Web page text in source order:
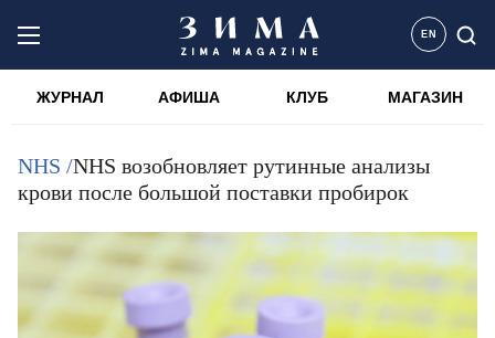
EN
ЖУРНАЛ АФИША КЛУБ МАГАЗИН
NHS /NHS возобновляет рутинные анализы
крови после большой поставки пробирок